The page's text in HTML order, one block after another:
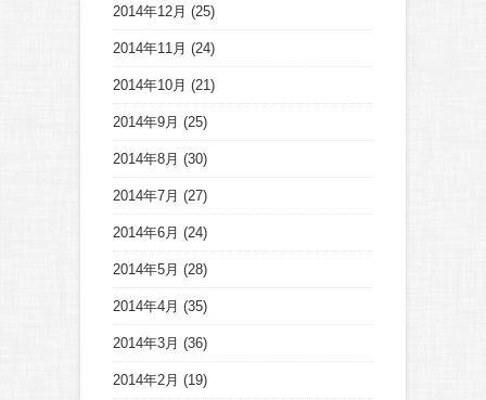
2014年12月 (25)
2014年11月 (24)
2014年10月 (21)
2014年9月 (25)
2014年8月 (30)
2014年7月 (27)
2014年6月 (24)
2014年5月 (28)
2014年4月 (35)
2014年3月 (36)
2014年2月 (19)